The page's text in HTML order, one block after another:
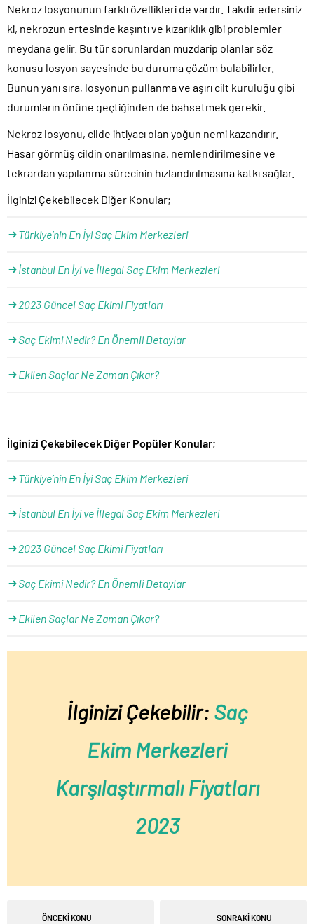
Nekroz losyonunun farklı özellikleri de vardır. Takdir edersiniz
ki, nekrozun ertesinde kaşıntı ve kızarıklık gibi problemler
meydana gelir. Bu tür sorunlardan muzdarip olanlar söz
konusu losyon sayesinde bu duruma çözüm bulabilirler.
Bunun yanı sıra, losyonun pullanma ve aşırı cilt kuruluğu gibi
durumların önüne geçtiğinden de bahsetmek gerekir.
Nekroz losyonu, cilde ihtiyacı olan yoğun nemi kazandırır.
Hasar görmüş cildin onarılmasına, nemlendirilmesine ve
tekrardan yapılanma sürecinin hızlandırılmasına katkı sağlar.
İlginizi Çekebilecek Diğer Konular;
Türkiye’nin En İyi Saç Ekim Merkezleri
İstanbul En İyi ve İllegal Saç Ekim Merkezleri
2023 Güncel Saç Ekimi Fiyatları
Saç Ekimi Nedir? En Önemli Detaylar
Ekilen Saçlar Ne Zaman Çıkar?
İlginizi Çekebilecek Diğer Popüler Konular;
Türkiye’nin En İyi Saç Ekim Merkezleri
İstanbul En İyi ve İllegal Saç Ekim Merkezleri
2023 Güncel Saç Ekimi Fiyatları
Saç Ekimi Nedir? En Önemli Detaylar
Ekilen Saçlar Ne Zaman Çıkar?
İlginizi Çekebilir: Saç
Ekim Merkezleri
Karşılaştırmalı Fiyatları
2023
ÖNCEKİ KONU SONRAKİ KONU